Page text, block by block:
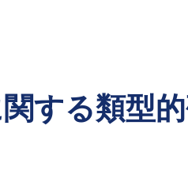
する類型的